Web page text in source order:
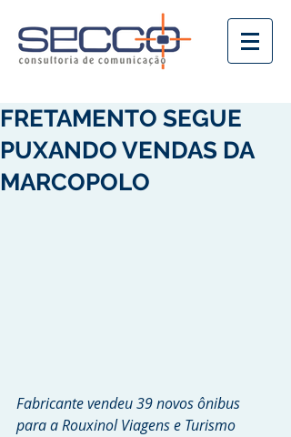
FRETAMENTO SEGUE
PUXANDO VENDAS DA
MARCOPOLO
Fabricante vendeu 39 novos ônibus
para a Rouxinol Viagens e Turismo